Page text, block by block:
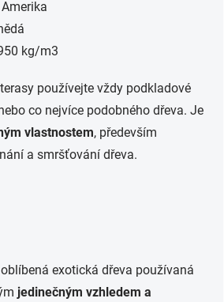
kg/m3
používejte vždy podkladové
co nejvíce podobného dřeva. Je
vlastnostem, především
a smršťování dřeva.
exotická dřeva používaná
jedinečným vzhledem a